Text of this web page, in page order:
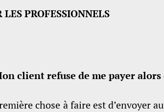
LES PROFESSIONNELS
client refuse de me payer
chose à faire est d’envoyer